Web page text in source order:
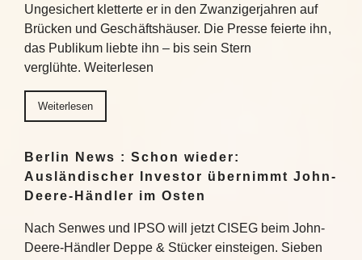
Ungesichert kletterte er in den Zwanzigerjahren auf
Brücken und Geschäftshäuser. Die Presse feierte ihn,
das Publikum liebte ihn – bis sein Stern
verglühte. Weiterlesen
Weiterlesen
Berlin News : Schon wieder:
Ausländischer Investor übernimmt John-
Deere-Händler im Osten
Nach Senwes und IPSO will jetzt CISEG beim John-
Deere-Händler Deppe & Stücker einsteigen. Sieben